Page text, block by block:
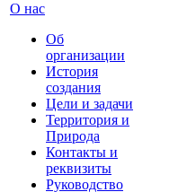
О нас
Об
организации
История
создания
Цели и задачи
Территория и
Природа
Контакты и
реквизиты
Руководство